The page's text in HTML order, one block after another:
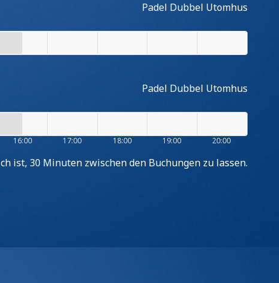
Padel Dubbel Utomhus
Padel Dubbel Utomhus
16:00 17:00 18:00 19:00 20:00
ist, 30 Minuten zwischen den Buchungen zu lassen.